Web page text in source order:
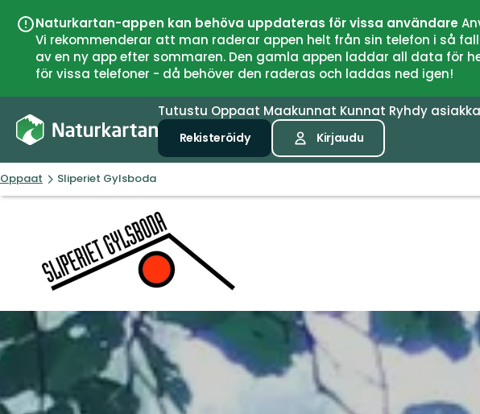
Naturkartan-appen kan behöva uppdateras för vissa användare
Vi rekommenderar att man raderar appen helt från sin telefon i så
av en ny app efter sommaren. Den gamla appen laddar all data
för vissa telefoner - då behöver den raderas och laddas ned igen!
Tutustu Oppaat Maakunnat Kunnat Ryhdy
Rekisteröidy Kirjaudu
Oppaat Sliperiet Gylsboda